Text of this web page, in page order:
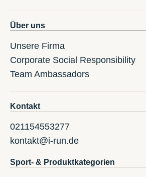
Über uns
Unsere Firma
Corporate Social Responsibility
Team Ambassadors
Kontakt
021154553277
kontakt@i-run.de
Sport- & Produktkategorien